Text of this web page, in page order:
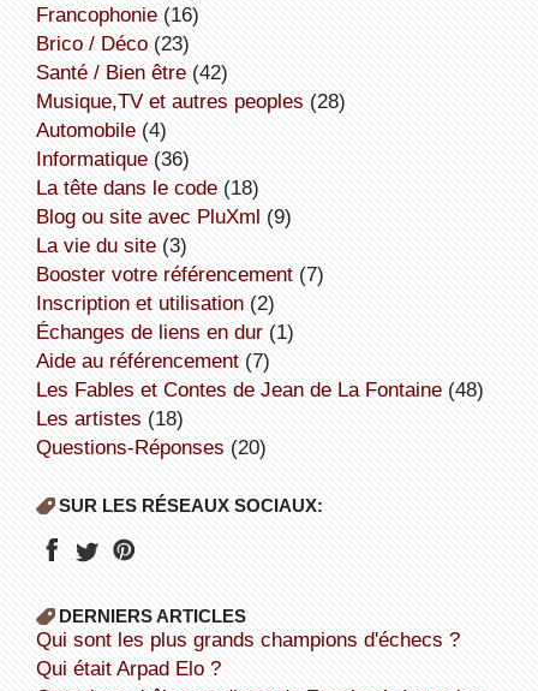
Francophonie(16)
Brico / Déco(23)
Santé / Bien être(42)
Musique,TV et autres peoples (28)
Automobile(4)
informatique(36)
la tête dans le code(18)
Blog ou site avec PluXml (9)
la vie du site(3)
booster votre référencement(7)
inscription et utilisation(2)
échanges de liens en dur(1)
aide au référencement(7)
Les Fables et Contes de Jean de La Fontaine(48)
Les artistes (18)
Questions-Réponses (20)
SUR LES RÉSEAUX SOCIAUX:
DERNIERS ARTICLES
Qui sont les plus grands champions d'échecs ?
Qui était Arpad Elo ?